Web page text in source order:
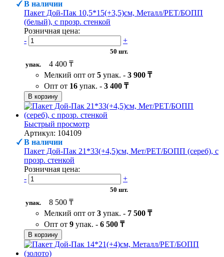
В наличии
Пакет Дой-Пак 10,5*15(+3,5)см, Металл/PET/БОПП
(белый), с прозр. стенкой
Розничная цена:
-
+
50 шт.
упак.
4 400 ₸
Мелкий опт от 5 упак. - 3 900 ₸
Опт от 16 упак. - 3 400 ₸
В корзину
Быстрый просмотр
Артикул: 104109
В наличии
Пакет Дой-Пак 21*33(+4,5)см, Мет/PET/БОПП (сереб), с
прозр. стенкой
Розничная цена:
-
+
50 шт.
упак.
8 500 ₸
Мелкий опт от 3 упак. - 7 500 ₸
Опт от 9 упак. - 6 500 ₸
В корзину